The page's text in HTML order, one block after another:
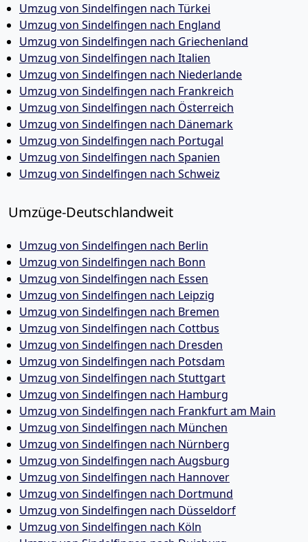
Umzug von Sindelfingen nach Türkei
Umzug von Sindelfingen nach England
Umzug von Sindelfingen nach Griechenland
Umzug von Sindelfingen nach Italien
Umzug von Sindelfingen nach Niederlande
Umzug von Sindelfingen nach Frankreich
Umzug von Sindelfingen nach Österreich
Umzug von Sindelfingen nach Dänemark
Umzug von Sindelfingen nach Portugal
Umzug von Sindelfingen nach Spanien
Umzug von Sindelfingen nach Schweiz
Umzüge-Deutschlandweit
Umzug von Sindelfingen nach Berlin
Umzug von Sindelfingen nach Bonn
Umzug von Sindelfingen nach Essen
Umzug von Sindelfingen nach Leipzig
Umzug von Sindelfingen nach Bremen
Umzug von Sindelfingen nach Cottbus
Umzug von Sindelfingen nach Dresden
Umzug von Sindelfingen nach Potsdam
Umzug von Sindelfingen nach Stuttgart
Umzug von Sindelfingen nach Hamburg
Umzug von Sindelfingen nach Frankfurt am Main
Umzug von Sindelfingen nach München
Umzug von Sindelfingen nach Nürnberg
Umzug von Sindelfingen nach Augsburg
Umzug von Sindelfingen nach Hannover
Umzug von Sindelfingen nach Dortmund
Umzug von Sindelfingen nach Düsseldorf
Umzug von Sindelfingen nach Köln